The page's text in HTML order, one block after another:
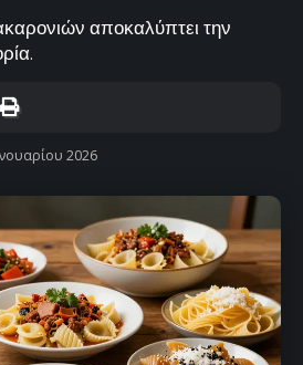
αποκαλύπτει την
2026